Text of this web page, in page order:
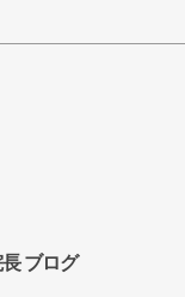
ブログ